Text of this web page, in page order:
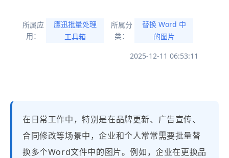
所属应
用：
鹰迅批量处理
工具箱
所属分
类：
替换 Word 中
的图片
2025-12-11 06:53:11
在日常工作中，特别是在品牌更新、广告宣传、
合同修改等场景中，企业和个人常常需要批量替
换多个Word文件中的图片。例如，企业在更换品